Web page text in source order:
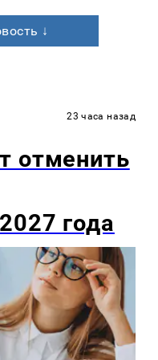
↓
23 часа назад
отменить
года